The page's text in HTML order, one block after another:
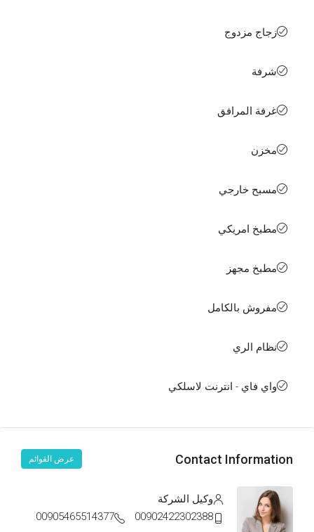
زجاج مزدوج
شرفة
غرفة المرافق
مخزن
مسبح خارجي
مطبخ امريكي
مطبخ مجهز
مفروش بالكامل
نظام الري
واي فاي - انترنت لاسلكي
Contact Information عرض القوائم
وكيل الشركة
00902422302388
00905465514377